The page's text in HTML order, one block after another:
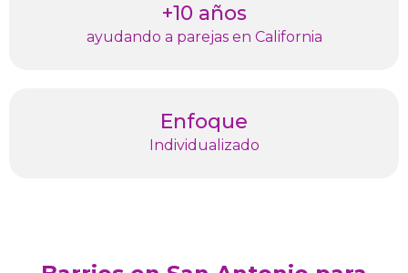
+10 años
ayudando a parejas en California
Enfoque
Individualizado